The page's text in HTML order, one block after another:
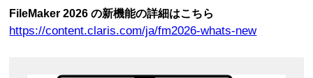
FileMaker 2026 の新機能の詳細はこちら
https://content.claris.com/ja/fm2026-whats-new